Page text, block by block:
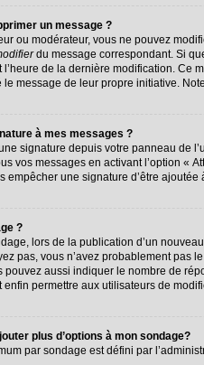
un message ?
ou modérateur, vous ne pouvez
du message correspondant. Si
de la dernière modification. Ce
le message de leur propre initiative.
à mes messages ?
signature depuis votre panneau de
vos messages en activant l’option «
empêcher une signature d’être
?
lors de la publication d’un
pas, vous n’avez probablement pas
pouvez aussi indiquer le nombre de
permettre aux utilisateurs de
plus d’options à mon sondage?
par sondage est défini par